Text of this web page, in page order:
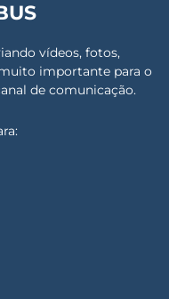
vídeos, fotos,
importante para o
de comunicação.